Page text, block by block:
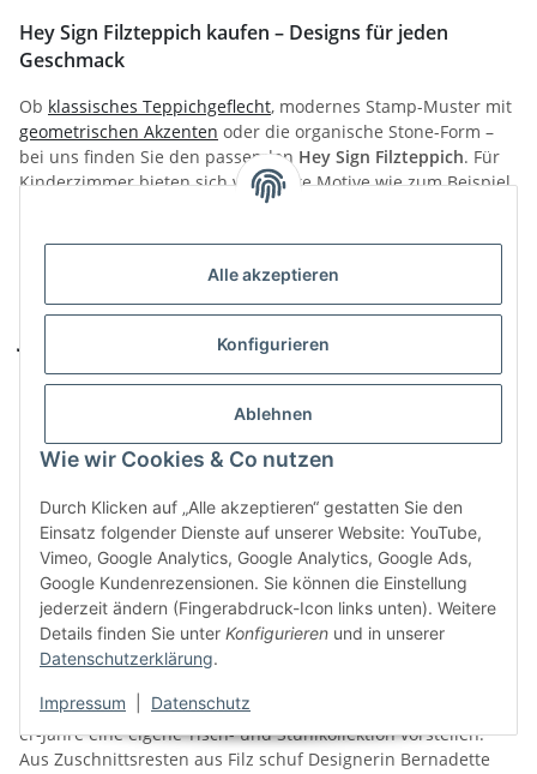
Alle akzeptieren
Konfigurieren
Ablehnen
Wie wir Cookies & Co nutzen
Durch Klicken auf „Alle akzeptieren“ gestatten Sie den
Einsatz folgender Dienste auf unserer Website: YouTube,
Vimeo, Google Analytics, Google Analytics, Google Ads,
Google Kundenrezensionen. Sie können die Einstellung
jederzeit ändern (Fingerabdruck-Icon links unten). Weitere
Details finden Sie unter Konfigurieren und in unserer
Datenschutzerklärung.
Impressum Datenschutz
Hey Sign Filzteppich kaufen – Designs für jeden
Geschmack
Ob klassisches Teppichgeflecht, modernes Stamp-Muster mit
geometrischen Akzenten oder die organische Stone-Form –
bei uns finden Sie den passenden Hey Sign Filzteppich. Für
Kinderzimmer bieten sich verspielte Motive wie zum Beispiel
das Froschdesign an. Jeder Teppich wird in Flechttechnik von
Jetzt bei Heimat-Werk bestellen
Bereit für natürliche Wohnqualität? Wirberaten Sie gerne
und helfen Ihnen, Ihren perfekten Hey Sign
Filzteppich zu finden. Kontaktieren Sie uns noch heute und
erleben Sie die warme Atmosphäre von Hey Sign Teppichen
HEY-SIGN – die Filzentdecker: das
Narrativ
Storytelling hält die Erinnerungen lebendig – deshalb wollen
wir sie nicht verschweigen: die Entdecker-Geschichte von
Bernadette Ehmanns wollten auf einer Messe Mitte der 90-
er-Jahre eine eigene Tisch- und Stuhlkollektion vorstellen.
Aus Zuschnittsresten aus Filz schuf Designerin Bernadette